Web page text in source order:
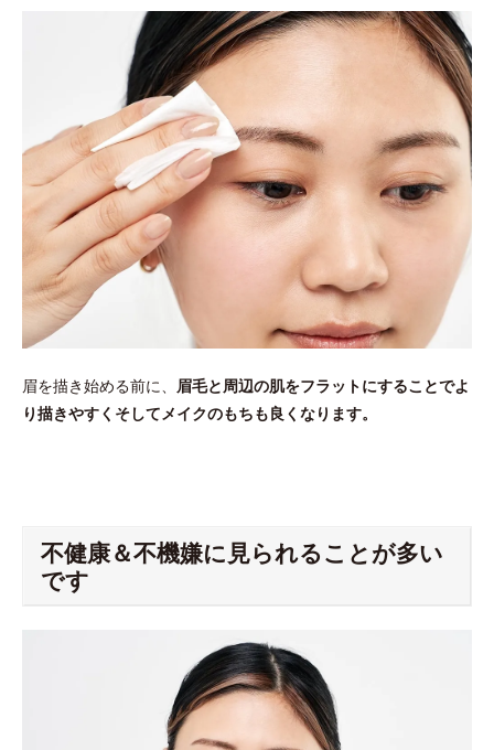
眉を描き始める前に、 眉毛と周辺の肌をフラットにすることでよ
り描きやすくそしてメイクのもちも良くなります。
不健康＆不機嫌に見られることが多い
です